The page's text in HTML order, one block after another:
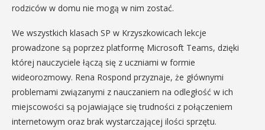
rodziców w domu nie mogą w nim zostać.
We wszystkich klasach SP w Krzyszkowicach lekcje
prowadzone są poprzez platformę Microsoft Teams, dzięki
której nauczyciele łączą się z uczniami w formie
wideorozmowy. Rena Rospond przyznaje, że głównymi
problemami związanymi z nauczaniem na odległość w ich
miejscowości są pojawiające się trudności z połączeniem
internetowym oraz brak wystarczającej ilości sprzętu.